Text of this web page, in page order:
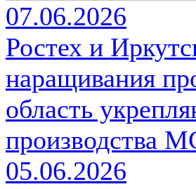
07.06.2026
Ростех и
наращивания
область
производства
05.06.2026